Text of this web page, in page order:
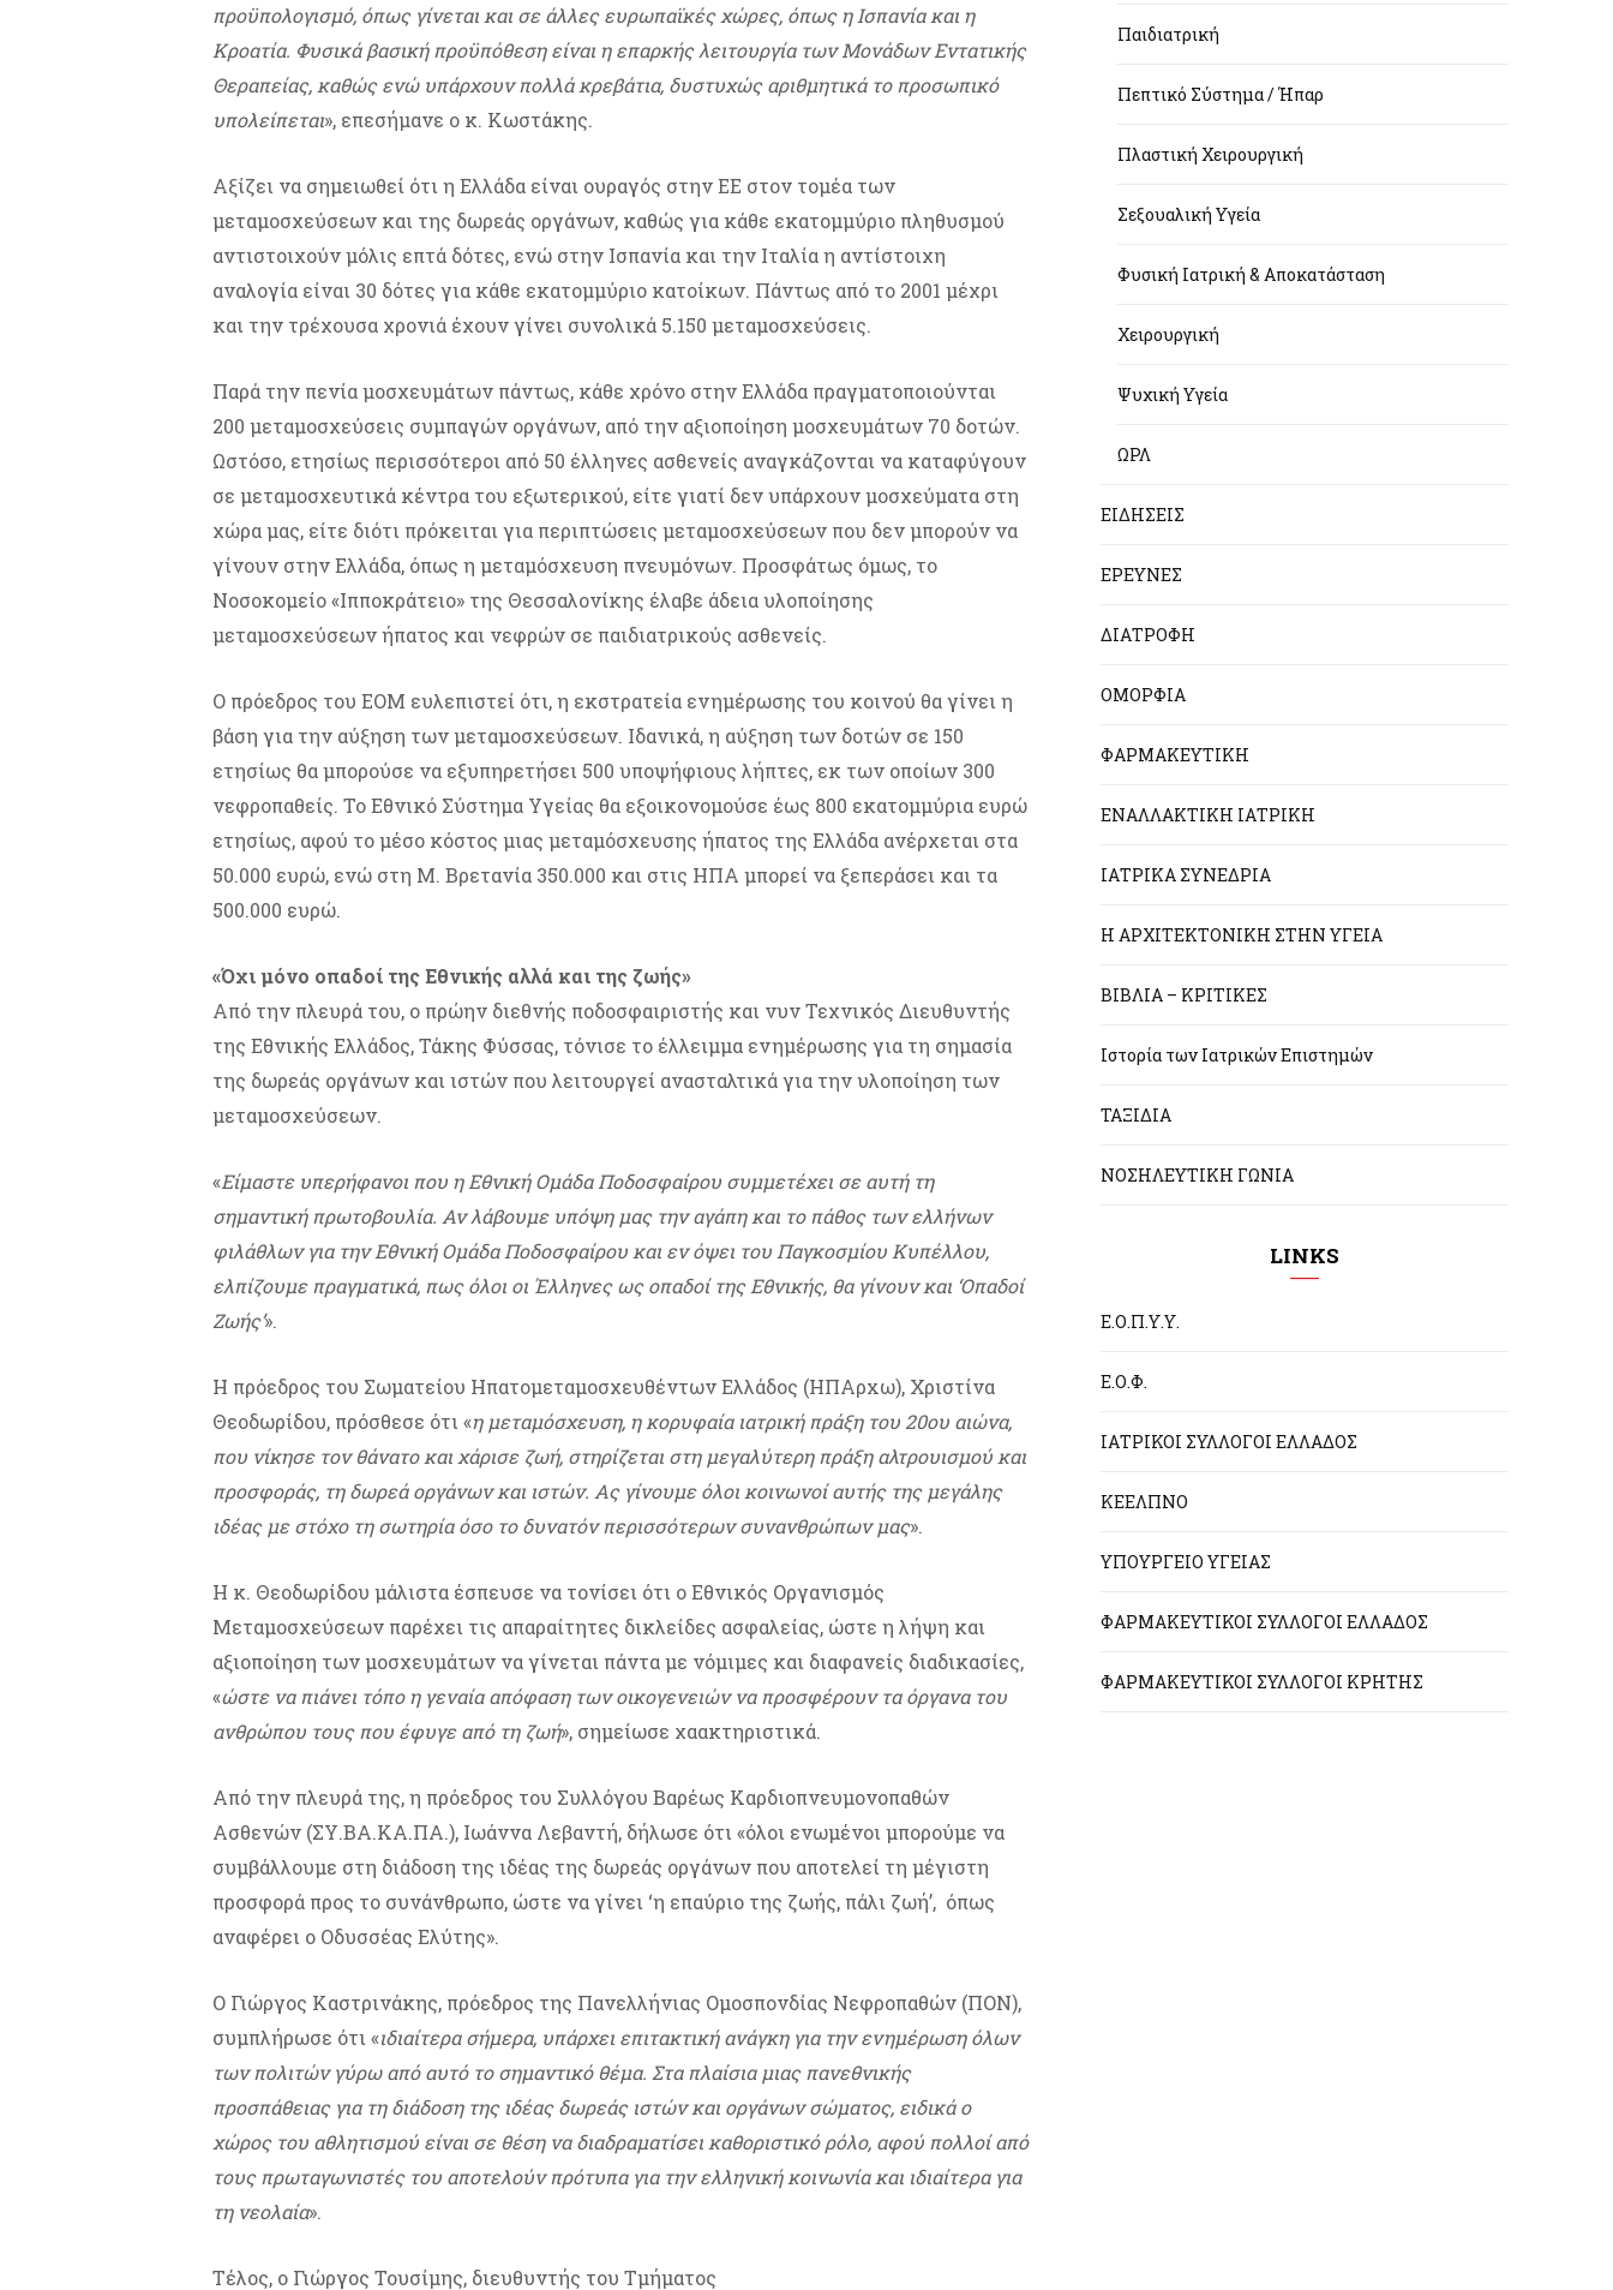
προϋπολογισμό, όπως γίνεται και σε άλλες ευρωπαϊκές χώρες, όπως η Ισπανία και η
Κροατία. Φυσικά βασική προϋπόθεση είναι η επαρκής λειτουργία των Μονάδων Εντατικής
Θεραπείας, καθώς ενώ υπάρχουν πολλά κρεβάτια, δυστυχώς αριθμητικά το προσωπικό
υπολείπεται», επεσήμανε ο κ. Κωστάκης.
Αξίζει να σημειωθεί ότι η Ελλάδα είναι ουραγός στην ΕΕ στον τομέα των
μεταμοσχεύσεων και της δωρεάς οργάνων, καθώς για κάθε εκατομμύριο πληθυσμού
αντιστοιχούν μόλις επτά δότες, ενώ στην Ισπανία και την Ιταλία η αντίστοιχη
αναλογία είναι 30 δότες για κάθε εκατομμύριο κατοίκων. Πάντως από το 2001 μέχρι
και την τρέχουσα χρονιά έχουν γίνει συνολικά 5.150 μεταμοσχεύσεις.
Παρά την πενία μοσχευμάτων πάντως, κάθε χρόνο στην Ελλάδα πραγματοποιούνται
200 μεταμοσχεύσεις συμπαγών οργάνων, από την αξιοποίηση μοσχευμάτων 70 δοτών.
Ωστόσο, ετησίως περισσότεροι από 50 έλληνες ασθενείς αναγκάζονται να καταφύγουν
σε μεταμοσχευτικά κέντρα του εξωτερικού, είτε γιατί δεν υπάρχουν μοσχεύματα στη
χώρα μας, είτε διότι πρόκειται για περιπτώσεις μεταμοσχεύσεων που δεν μπορούν να
γίνουν στην Ελλάδα, όπως η μεταμόσχευση πνευμόνων. Προσφάτως όμως, το
Νοσοκομείο «Ιπποκράτειο» της Θεσσαλονίκης έλαβε άδεια υλοποίησης
μεταμοσχεύσεων ήπατος και νεφρών σε παιδιατρικούς ασθενείς.
Ο πρόεδρος του ΕΟΜ ευλεπιστεί ότι, η εκστρατεία ενημέρωσης του κοινού θα γίνει η
βάση για την αύξηση των μεταμοσχεύσεων. Ιδανικά, η αύξηση των δοτών σε 150
ετησίως θα μπορούσε να εξυπηρετήσει 500 υποψήφιους λήπτες, εκ των οποίων 300
νεφροπαθείς. Το Εθνικό Σύστημα Υγείας θα εξοικονομούσε έως 800 εκατομμύρια ευρώ
ετησίως, αφού το μέσο κόστος μιας μεταμόσχευσης ήπατος της Ελλάδα ανέρχεται στα
50.000 ευρώ, ενώ στη Μ. Βρετανία 350.000 και στις ΗΠΑ μπορεί να ξεπεράσει και τα
500.000 ευρώ.
«Όχι μόνο οπαδοί της Εθνικής αλλά και της ζωής»
Από την πλευρά του, ο πρώην διεθνής ποδοσφαιριστής και νυν Τεχνικός Διευθυντής
της Εθνικής Ελλάδος, Τάκης Φύσσας, τόνισε το έλλειμμα ενημέρωσης για τη σημασία
της δωρεάς οργάνων και ιστών που λειτουργεί ανασταλτικά για την υλοποίηση των
μεταμοσχεύσεων.
«Είμαστε υπερήφανοι που η Εθνική Ομάδα Ποδοσφαίρου συμμετέχει σε αυτή τη
σημαντική πρωτοβουλία. Αν λάβουμε υπόψη μας την αγάπη και το πάθος των ελλήνων
φιλάθλων για την Εθνική Ομάδα Ποδοσφαίρου και εν όψει του Παγκοσμίου Κυπέλλου,
ελπίζουμε πραγματικά, πως όλοι οι Έλληνες ως οπαδοί της Εθνικής, θα γίνουν και ‘Οπαδοί
Ζωής’».
Η πρόεδρος του Σωματείου Ηπατομεταμοσχευθέντων Ελλάδος (ΗΠΑρxω), Χριστίνα
Θεοδωρίδου, πρόσθεσε ότι «η μεταμόσχευση, η κορυφαία ιατρική πράξη του 20ου αιώνα,
που νίκησε τον θάνατο και χάρισε ζωή, στηρίζεται στη μεγαλύτερη πράξη αλτρουισμού και
προσφοράς, τη δωρεά οργάνων και ιστών. Ας γίνουμε όλοι κοινωνοί αυτής της μεγάλης
ιδέας με στόχο τη σωτηρία όσο το δυνατόν περισσότερων συνανθρώπων μας».
Η κ. Θεοδωρίδου μάλιστα έσπευσε να τονίσει ότι ο Εθνικός Οργανισμός
Μεταμοσχεύσεων παρέχει τις απαραίτητες δικλείδες ασφαλείας, ώστε η λήψη και
αξιοποίηση των μοσχευμάτων να γίνεται πάντα με νόμιμες και διαφανείς διαδικασίες,
«ώστε να πιάνει τόπο η γεναία απόφαση των οικογενειών να προσφέρουν τα όργανα του
ανθρώπου τους που έφυγε από τη ζωή», σημείωσε χαακτηριστικά.
Από την πλευρά της, η πρόεδρος του Συλλόγου Βαρέως Καρδιοπνευμονοπαθών
Ασθενών (ΣΥ.ΒΑ.ΚΑ.ΠΑ.), Ιωάννα Λεβαντή, δήλωσε ότι «όλοι ενωμένοι μπορούμε να
συμβάλλουμε στη διάδοση της ιδέας της δωρεάς οργάνων που αποτελεί τη μέγιστη
προσφορά προς το συνάνθρωπο, ώστε να γίνει ‘η επαύριο της ζωής, πάλι ζωή’, όπως
αναφέρει ο Οδυσσέας Ελύτης».
Ο Γιώργος Καστρινάκης, πρόεδρος της Πανελλήνιας Ομοσπονδίας Νεφροπαθών (ΠΟΝ),
συμπλήρωσε ότι «ιδιαίτερα σήμερα, υπάρχει επιτακτική ανάγκη για την ενημέρωση όλων
των πολιτών γύρω από αυτό το σημαντικό θέμα. Στα πλαίσια μιας πανεθνικής
προσπάθειας για τη διάδοση της ιδέας δωρεάς ιστών και οργάνων σώματος, ειδικά ο
χώρος του αθλητισμού είναι σε θέση να διαδραματίσει καθοριστικό ρόλο, αφού πολλοί από
τους πρωταγωνιστές του αποτελούν πρότυπα για την ελληνική κοινωνία και ιδιαίτερα για
τη νεολαία».
Τέλος, ο Γιώργος Τουσίμης, διευθυντής του Τμήματος
Παιδιατρική
Πεπτικό Σύστημα / Ήπαρ
Πλαστική Χειρουργική
Σεξουαλική Υγεία
Φυσική Ιατρική & Αποκατάσταση
Χειρουργική
Ψυχική Υγεία
ΩΡΛ
ΕΙΔΗΣΕΙΣ
ΕΡΕΥΝΕΣ
ΔΙΑΤΡΟΦΗ
ΟΜΟΡΦΙΑ
ΦΑΡΜΑΚΕΥΤΙΚΗ
ΕΝΑΛΛΑΚΤΙΚΗ ΙΑΤΡΙΚΗ
ΙΑΤΡΙΚΑ ΣΥΝΕΔΡΙΑ
Η ΑΡΧΙΤΕΚΤΟΝΙΚΗ ΣΤΗΝ ΥΓΕΙΑ
ΒΙΒΛΙΑ – ΚΡΙΤΙΚΕΣ
Ιστορία των Ιατρικών Επιστημών
ΤΑΞΙΔΙΑ
ΝΟΣΗΛΕΥΤΙΚΗ ΓΩΝΙΑ
LINKS
Ε.Ο.Π.Υ.Υ.
Ε.Ο.Φ.
ΙΑΤΡΙΚΟΙ ΣΥΛΛΟΓΟΙ ΕΛΛΑΔΟΣ
ΚΕΕΛΠΝΟ
ΥΠΟΥΡΓΕΙΟ ΥΓΕΙΑΣ
ΦΑΡΜΑΚΕΥΤΙΚΟΙ ΣΥΛΛΟΓΟΙ ΕΛΛΑΔΟΣ
ΦΑΡΜΑΚΕΥΤΙΚΟΙ ΣΥΛΛΟΓΟΙ ΚΡΗΤΗΣ